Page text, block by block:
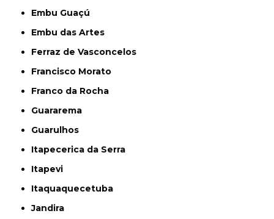
Embu Guaçú
Embu das Artes
Ferraz de Vasconcelos
Francisco Morato
Franco da Rocha
Guararema
Guarulhos
Itapecerica da Serra
Itapevi
Itaquaquecetuba
Jandira